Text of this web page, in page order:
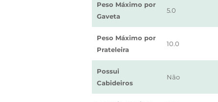
Peso Máximo por
Gaveta
5.0
Peso Máximo por
Prateleira
10.0
Possui
Cabideiros
Não